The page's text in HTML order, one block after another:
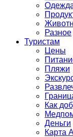
Разное
Туристам
Цены
Пляжи
Как
Деньги
Карта